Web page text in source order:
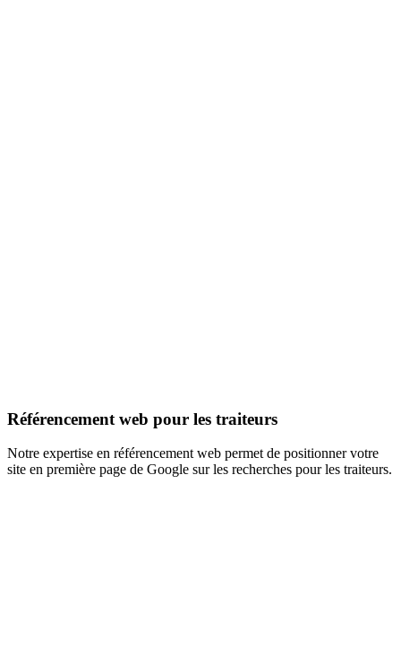
Référencement web pour les traiteurs
Notre expertise en référencement web permet de positionner votre
site en première page de Google sur les recherches pour les traiteurs.